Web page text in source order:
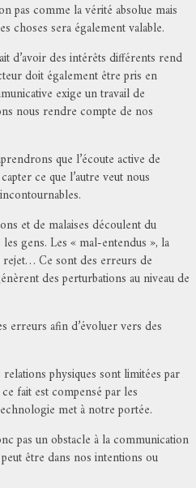
pas comme la vérité absolue mais
choses sera également valable.
d’avoir des intérêts différents rend
doit également être pris en
exige un travail de
nous rendre compte de nos
que l’écoute active de
ce que l’autre veut nous
et de malaises découlent du
gens. Les « mal-entendus », la
rejet… Ce sont des erreurs de
des perturbations au niveau de
erreurs afin d’évoluer vers des
physiques sont limitées par
fait est compensé par les
met à notre portée.
pas un obstacle à la communication
être dans nos intentions ou